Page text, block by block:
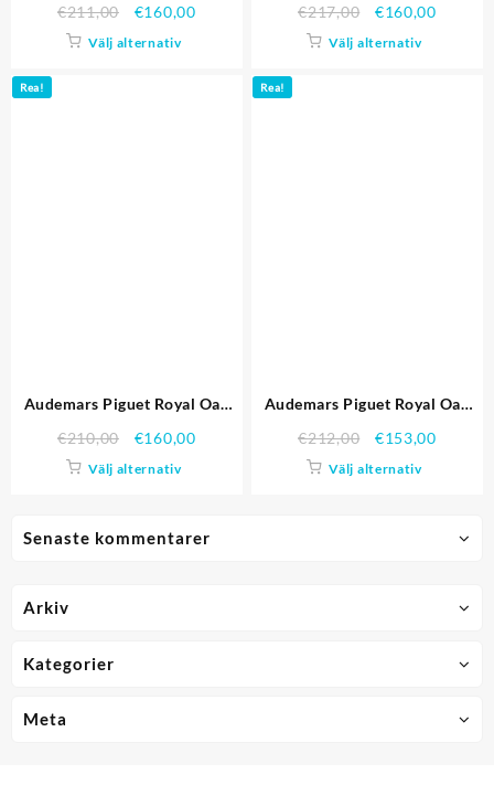
Senaste kommentarer
26020ST.OO.D001IN.01
€211,00 €160,00
Välj alternativ
26170ST.OO.D091CR.01
€217,00 €160,00
Välj alternativ
Rea!
Audemars Piguet Royal Oak
26283ST.OO.D010CA.01
€210,00 €160,00
Välj alternativ
Rea!
Audemars Piguet Royal Oak
25940SK.OO.D002CA.02
€212,00 €153,00
Välj alternativ
Arkiv
Kategorier
Meta